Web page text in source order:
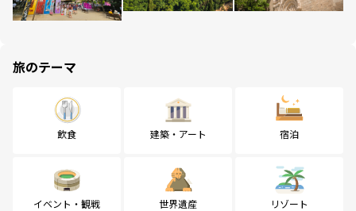
旅のテーマ
飲食 建築・アート 宿泊
イベント・観戦 世界遺産 リゾート